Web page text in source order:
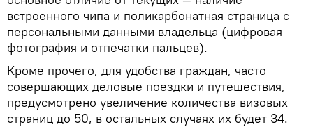
встроенного чипа и поликарбонатная страница с
персональными данными владельца (цифровая
фотография и отпечатки пальцев).
Кроме прочего, для удобства граждан, часто
совершающих деловые поездки и путешествия,
предусмотрено увеличение количества визовых
страниц до 50, в остальных случаях их будет 34.